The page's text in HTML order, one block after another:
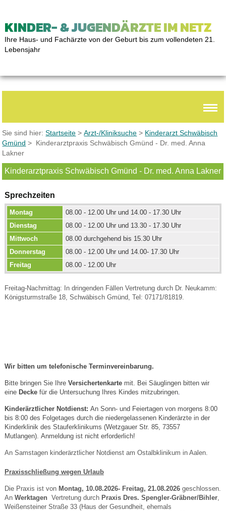
KINDER- & JUGENDÄRZTE IM NETZ
Ihre Haus- und Fachärzte von der Geburt bis zum vollendeten 21.
Lebensjahr
Sie sind hier:Startseite >Arzt-/Kliniksuche > Kinderarzt Schwäbisch
Gmünd > Kinderarztpraxis Schwäbisch Gmünd - Dr. med. Anna
Lakner
Kinderarztpraxis Schwäbisch Gmünd - Dr. med. Anna Lakner
Sprechzeiten
Montag
08.00 - 12.00 Uhr und 14.00 - 17.30 Uhr
Dienstag
08.00 - 12.00 Uhr und 13.30 - 17.30 Uhr
Mittwoch
08.00 durchgehend bis 15.30 Uhr
Donnerstag
08.00 - 12.00 Uhr und 14.00- 17.30 Uhr
Freitag
08.00 - 12.00 Uhr
Freitag-Nachmittag: In dringenden Fällen Vertretung durch Dr. Neukamm:
Königsturmstraße 18, Schwäbisch Gmünd, Tel: 07171/81819.
Wir bitten um telefonische Terminvereinbarung.
Bitte bringen Sie Ihre Versichertenkarte mit. Bei Säuglingen bitten wir
eine Deckefür die Untersuchung Ihres Kindes mitzubringen.
Kinderärztlicher Notdienst: An Sonn- und Feiertagen von morgens 8:00
bis 8:00 des Folgetages durch die niedergelassenen Kinderärzte in der
Kinderklinik des Stauferklinikums (Wetzgauer Str. 85, 73557
Mutlangen). Anmeldung ist nicht erforderlich!
An Samstagen kinderärztlicher Notdienst am Ostalbklinikum in Aalen.
Praxisschließung wegen Urlaub
Die Praxis ist von Montag, 10.08.2026- Freitag, 21.08.2026geschlossen.
An Werktagen Vertretung durch Praxis Dres. Spengler-Gräbner/Bihler,
Weißensteiner Straße 33 (Haus der Gesundheit, ehemals